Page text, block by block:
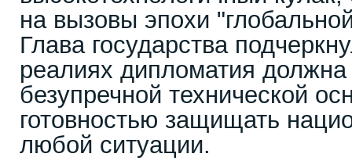
на вызовы эпохи
Глава государства
реалиях дипломатия должна
безупречной технической
готовностью защищать
любой ситуации.